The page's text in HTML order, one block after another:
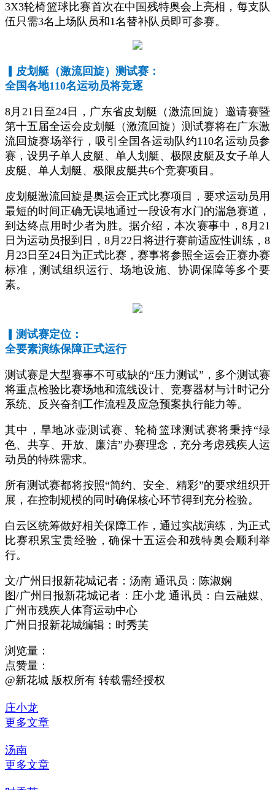
3X3轮椅篮球比赛首次在中国残特奥会上亮相，每支队
伍只需3名上场队员和1名替补队员即可参赛。
皮划艇（激流回旋）测试赛：
全国各地110名运动员将竞逐
8月21日至24日，广东省皮划艇（激流回旋）邀请赛暨
第十五届全运会皮划艇（激流回旋）测试赛将在广东激
流回旋赛场举行，吸引全国各运动队约110名运动员参
赛，设男子单人皮艇、单人划艇、极限皮艇及女子单人
皮艇、单人划艇、极限皮艇共6个竞赛项目。
皮划艇激流回旋是奥运会正式比赛项目，要求运动员用
最短的时间正确无误地通过一段设有水门的湍急赛道，
到达终点用时少者为胜。据介绍，本次赛事中，8月21
日为运动员报到日，8月22日将进行赛前适应性训练，8
月23日至24日为正式比赛，赛事将参照全运会正赛办赛
标准，测试组织运行、场地设施、协调保障等多个要
素。
▎测试赛定位：
全要素演练保障正式运行
测试赛是大型赛事不可或缺的“压力测试”，多个测试赛
将重点检验比赛场地和流线设计、竞赛器材与计时记分
系统、反兴奋剂工作流程及应急预案执行能力等。
其中，旱地冰壶测试赛、轮椅篮球测试赛将秉持“绿
色、共享、开放、廉洁”办赛理念，充分考虑残疾人运
动员的特殊需求。
所有测试赛都将按照“简约、安全、精彩”的要求组织开
展，在控制规模的同时确保核心环节得到充分检验。
白云区统筹做好相关保障工作，通过实战演练，为正式
比赛积累宝贵经验，确保十五运会和残特奥会顺利举
行。
文/广州日报新花城记者：汤南 通讯员：陈淑娴
图/广州日报新花城记者：庄小龙 通讯员：白云融媒、
广州市残疾人体育运动中心
广州日报新花城编辑：时秀芙
浏览量：
点赞量：
@新花城 版权所有 转载需经授权
庄小龙
更多文章
汤南
更多文章